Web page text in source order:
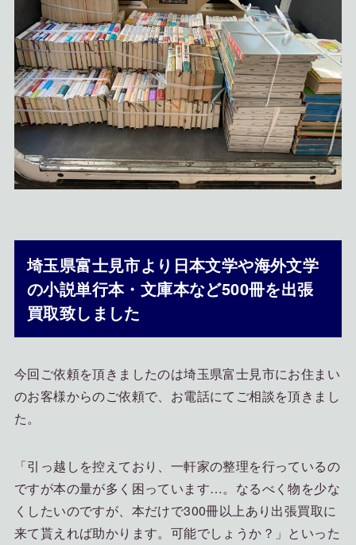
埼玉県富士見市より日本文学や海外文学
の小説単行本・文庫本など500冊を出張
買取致しました
今回ご依頼を頂きましたのは埼玉県富士見市にお住まい
のお客様からのご依頼で、お電話にてご相談を頂きまし
た。
「引っ越しを控えており、一軒家の整理を行っているの
ですが本の量が多く困っています…。なるべく物を少な
くしたいのですが、本だけで300冊以上あり出張買取に
来て貰えれば助かります。可能でしょうか？」といった